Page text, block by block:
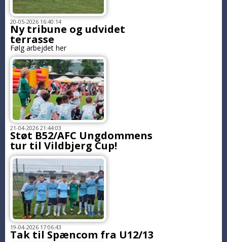
20-05-2026 16:40:14
Ny tribune og udvidet
terrasse
Følg arbejdet her
21-04-2026 21:44:03
Støt B52/AFC Ungdommens
tur til Vildbjerg Cup!
19-04-2026 17:06:43
Tak til Spæncom fra U12/13